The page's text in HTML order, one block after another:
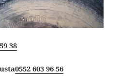
38
0552 603 96 56